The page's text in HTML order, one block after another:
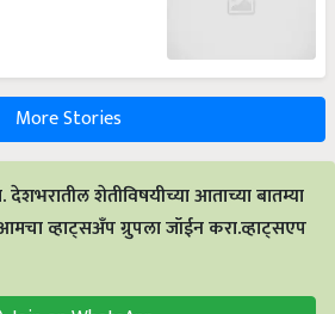
More Stories
शेतीविषयीच्या आताच्या बातम्या
व्हाट्सअँप ग्रुपला जॉईन करा.व्हाट्सएप